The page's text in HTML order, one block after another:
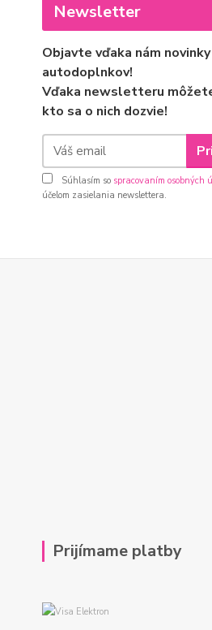
Newsletter
Objavte vďaka nám
autodoplnkov!
Vďaka newsletteru
kto sa o nich dozvie!
Súhlasím so spracovaním osobných
účelom zasielania newslettera.
Prijímame platby